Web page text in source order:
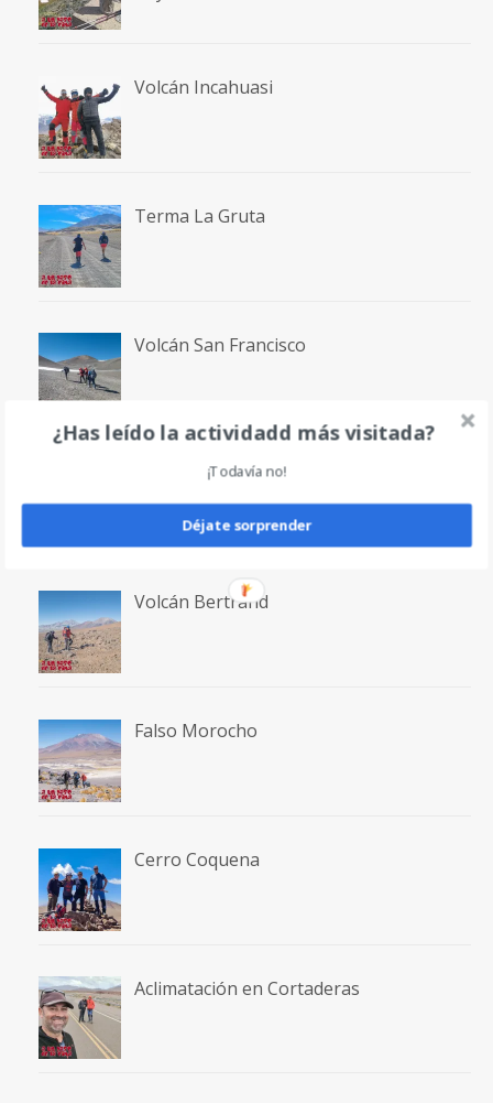
Volcán Incahuasi
Terma La Gruta
Volcán San Francisco
Laguna San Francisco
Volcán Bertrand
Falso Morocho
Cerro Coquena
Aclimatación en Cortaderas
¿Has leído la actividadd más visitada?
¡Todavía no!
Déjate sorprender